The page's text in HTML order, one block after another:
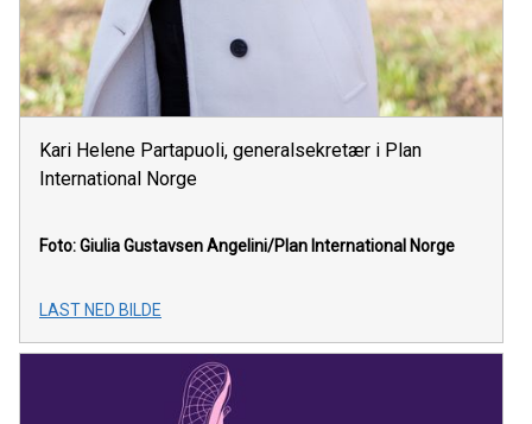
Kari Helene Partapuoli, generalsekretær i Plan
International Norge
Foto: Giulia Gustavsen Angelini/Plan International Norge
LAST NED BILDE